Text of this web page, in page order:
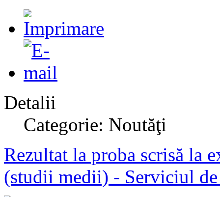
Detalii
Categorie: Noutăţi
Rezultat la proba scrisă la
(studii medii) - Serviciul